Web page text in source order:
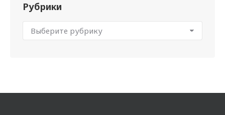
Рубрики